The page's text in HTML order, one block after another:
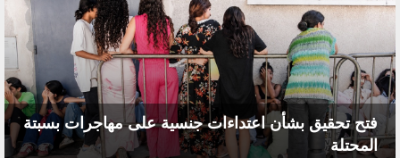
فتح تحقيق بشأن اعتداءات جنسية على مهاجرات بسبتة
المحتلة